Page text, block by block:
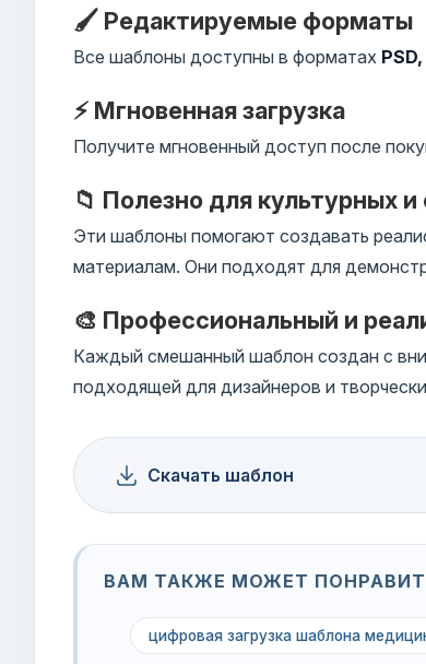
🖌️ Редактируемые форматы
Все шаблоны доступны в форматах
⚡ Мгновенная загрузка
Получите мгновенный доступ после
📁 Полезно для культурных
Эти шаблоны помогают создавать
материалам. Они подходят для
🎨 Профессиональный и
Каждый смешанный шаблон создан с
подходящей для дизайнеров и
Скачать шаблон
ВАМ ТАКЖЕ МОЖЕТ
цифровая загрузка шаблона